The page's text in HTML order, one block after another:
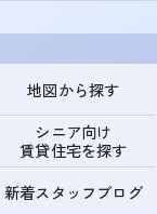
地図から探す
シニア向け
賃貸住宅を探す
新着スタッフブログ